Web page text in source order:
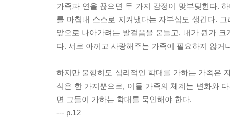
가족과 연을 끊으면 두 가지 감정이 맞부딪힌다.
를 마침내 스스로 지켜냈다는 자부심도 생긴다.
앞으로 나아가려는 발걸음을 붙들고, 내가 뭔가
다. 서로 아끼고 사랑해주는 가족이 필요하지 않
하지만 불행히도 심리적인 학대를 가하는 가족은
식은 한 가지뿐으로, 이들 가족의 체계는 변화와
면 그들이 가하는 학대를 묵인해야 한다.
--- p.12